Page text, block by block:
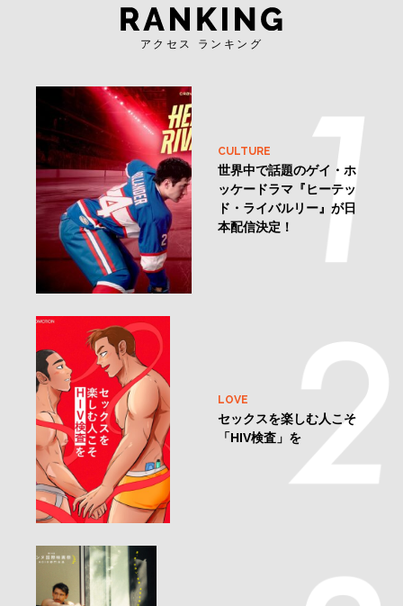
アクセス ランキング
CULTURE
世界中で話題のゲイ・ホ
ッケードラマ『ヒーテッ
ド・ライバルリー』が日
本配信決定！
LOVE
セックスを楽しむ人こそ
「HIV検査」を